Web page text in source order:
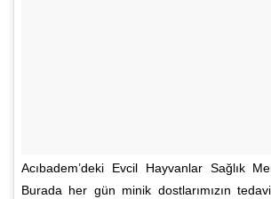
Acıbadem’deki Evcil Hayvanlar Sağlık
Burada her gün minik dostlarımızın